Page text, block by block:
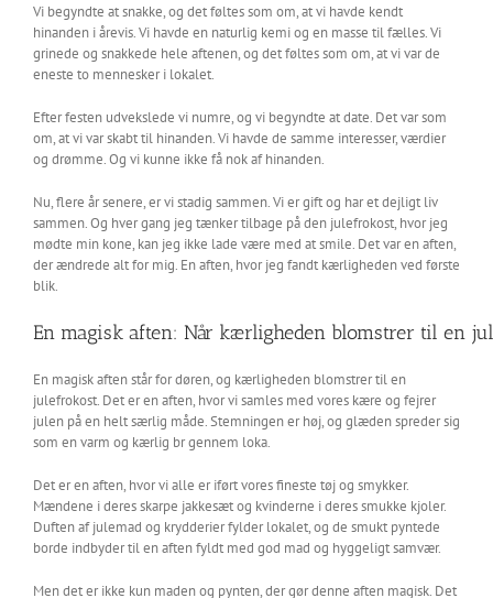
Vi begyndte at snakke, og det føltes som om, at vi havde kendt
hinanden i årevis. Vi havde en naturlig kemi og en masse til fælles. Vi
grinede og snakkede hele aftenen, og det føltes som om, at vi var de
eneste to mennesker i lokalet.
Efter festen udvekslede vi numre, og vi begyndte at date. Det var som
om, at vi var skabt til hinanden. Vi havde de samme interesser, værdier
og drømme. Og vi kunne ikke få nok af hinanden.
Nu, flere år senere, er vi stadig sammen. Vi er gift og har et dejligt liv
sammen. Og hver gang jeg tænker tilbage på den julefrokost, hvor jeg
mødte min kone, kan jeg ikke lade være med at smile. Det var en aften,
der ændrede alt for mig. En aften, hvor jeg fandt kærligheden ved første
blik.
En magisk aften: Når kærligheden blomstrer til en
En magisk aften står for døren, og kærligheden blomstrer til en
julefrokost. Det er en aften, hvor vi samles med vores kære og fejrer
julen på en helt særlig måde. Stemningen er høj, og glæden spreder sig
som en varm og kærlig br gennem loka.
Det er en aften, hvor vi alle er iført vores fineste tøj og smykker.
Mændene i deres skarpe jakkesæt og kvinderne i deres smukke kjoler.
Duften af julemad og krydderier fylder lokalet, og de smukt pyntede
borde indbyder til en aften fyldt med god mad og hyggeligt samvær.
Men det er ikke kun maden og pynten, der gør denne aften magisk. Det